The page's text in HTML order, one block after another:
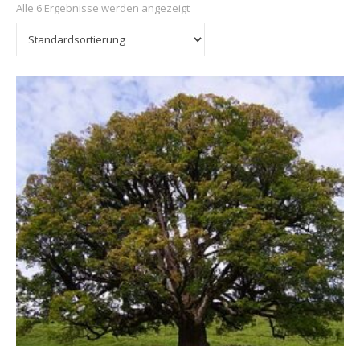
Alle 6 Ergebnisse werden angezeigt